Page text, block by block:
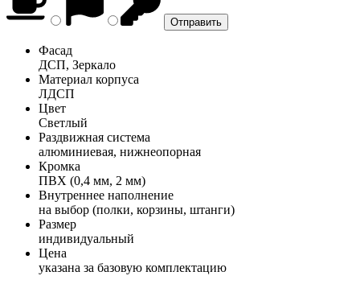
Фасад
ДСП, Зеркало
Материал корпуса
ЛДСП
Цвет
Светлый
Раздвижная система
алюминиевая, нижнеопорная
Кромка
ПВХ (0,4 мм, 2 мм)
Внутреннее наполнение
на выбор (полки, корзины, штанги)
Размер
индивидуальный
Цена
указана за базовую комплектацию